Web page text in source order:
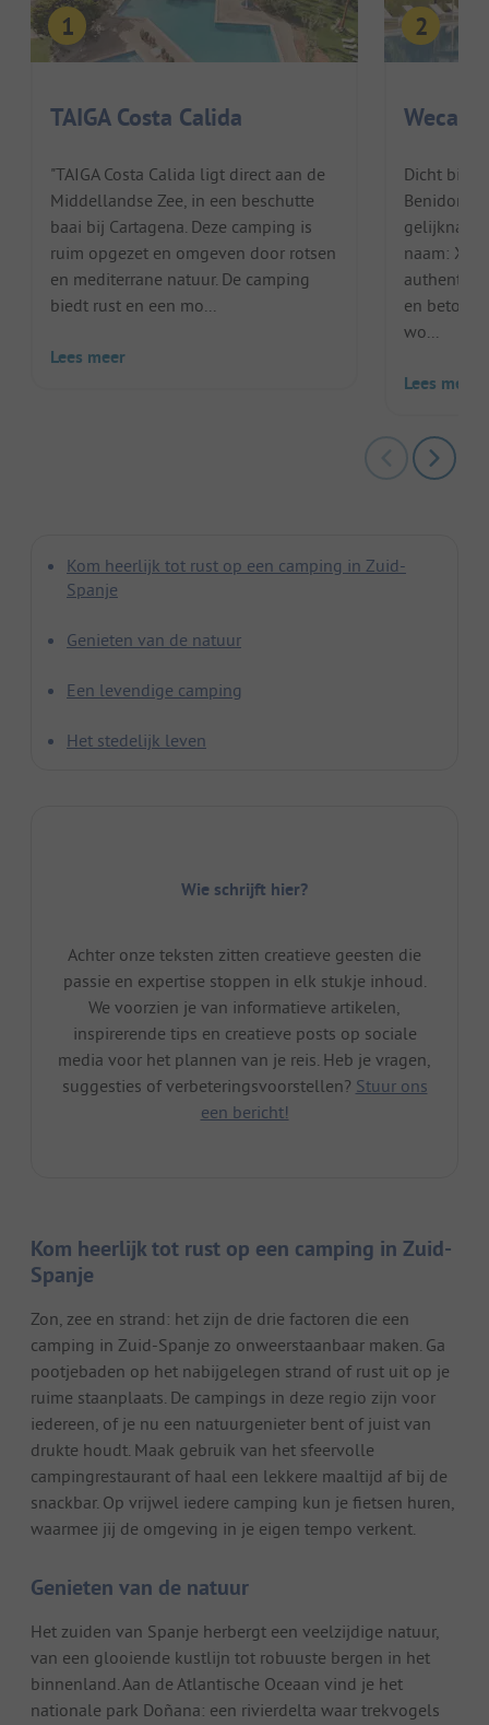
TAIGA Costa Calida
"TAIGA Costa Calida ligt direct aan de
Middellandse Zee, in een beschutte
baai bij Cartagena. Deze camping is
ruim opgezet en omgeven door rotsen
en mediterrane natuur. De camping
biedt rust en een mo...
Lees meer
Dicht bij
Benidorm
naam:
authentiek
en
wo...
Lees meer
Kom heerlijk tot rust op een camping in Zuid-
Spanje
Genieten van de natuur
Een levendige camping
Het stedelijk leven
Wie schrijft hier?
Achter onze teksten zitten creatieve geesten die
passie en expertise stoppen in elk stukje inhoud.
We voorzien je van informatieve artikelen,
inspirerende tips en creatieve posts op sociale
media voor het plannen van je reis. Heb je vragen,
suggesties of verbeteringsvoorstellen? Stuur ons
een bericht!
Kom heerlijk tot rust op een camping in Zuid-
Spanje
Zon, zee en strand: het zijn de drie factoren die een
camping in Zuid-Spanje zo onweerstaanbaar maken. Ga
pootjebaden op het nabijgelegen strand of rust uit op je
ruime staanplaats. De campings in deze regio zijn voor
iedereen, of je nu een natuurgenieter bent of juist van
drukte houdt. Maak gebruik van het sfeervolle
campingrestaurant of haal een lekkere maaltijd af bij de
snackbar. Op vrijwel iedere camping kun je fietsen huren,
waarmee jij de omgeving in je eigen tempo verkent.
Genieten van de natuur
Het zuiden van Spanje herbergt een veelzijdige natuur,
van een glooiende kustlijn tot robuuste bergen in het
binnenland. Aan de Atlantische Oceaan vind je het
nationale park Doñana: een rivierdelta waar trekvogels